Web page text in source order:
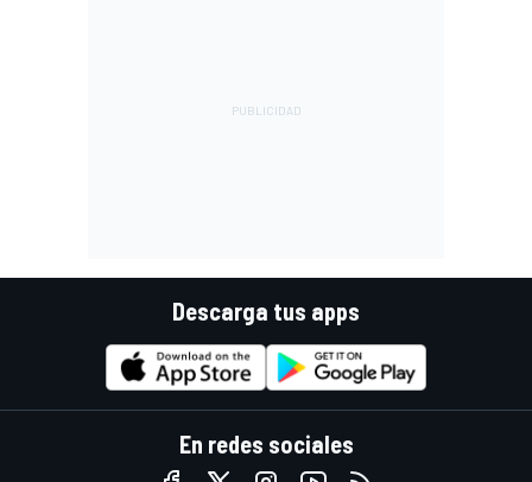
Descarga tus apps
En redes sociales